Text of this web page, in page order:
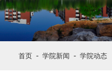
首页 - 学院新闻 - 学院动态